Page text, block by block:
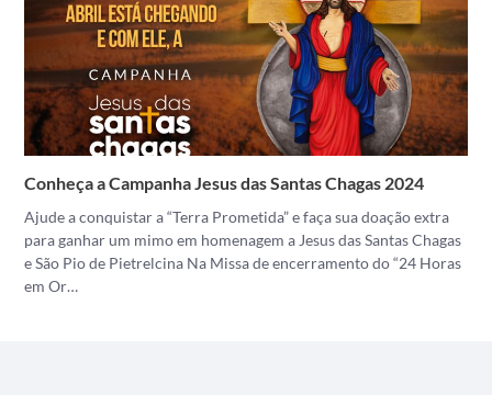
Conheça a Campanha Jesus das Santas Chagas 2024
Ajude a conquistar a “Terra Prometida” e faça sua doação extra
para ganhar um mimo em homenagem a Jesus das Santas Chagas
e São Pio de Pietrelcina Na Missa de encerramento do “24 Horas
em Or…